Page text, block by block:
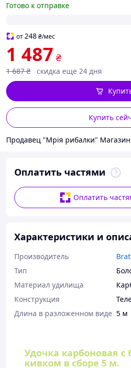
Готово к отправке
от248₴/мес
1 487 ₴
1 687 ₴ скидка еще 24 дня
Купить
Оплатить частями
Оплатить
Характеристики и
Производитель
Тип
Материал удилища
Конструкция
Длина в разложенном виде 5 м
Удочка карбоновая с
кивком в сборе 5 м.